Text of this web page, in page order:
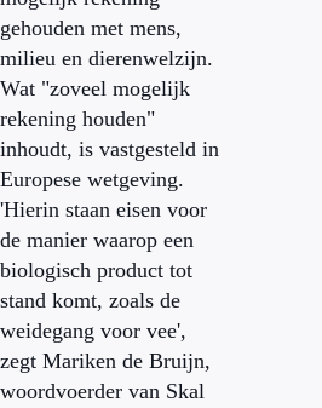
gehouden met mens,
milieu en dierenwelzijn.
Wat "zoveel mogelijk
rekening houden"
inhoudt, is vastgesteld in
Europese wetgeving.
'Hierin staan eisen voor
de manier waarop een
biologisch product tot
stand komt, zoals de
weidegang voor vee',
zegt Mariken de Bruijn,
woordvoerder van Skal